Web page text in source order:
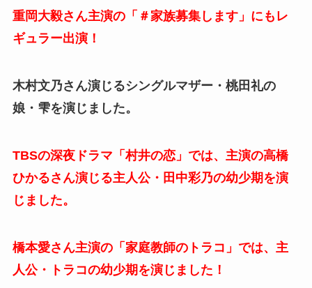
重岡大毅さん主演の「＃家族募集します」にもレ
ギュラー出演！
木村文乃さん演じるシングルマザー・桃田礼の
娘・雫を演じました。
TBSの深夜ドラマ「村井の恋」では、主演の高橋
ひかるさん演じる主人公・田中彩乃の幼少期を演
じました。
橋本愛さん主演の「家庭教師のトラコ」では、主
人公・トラコの幼少期を演じました！